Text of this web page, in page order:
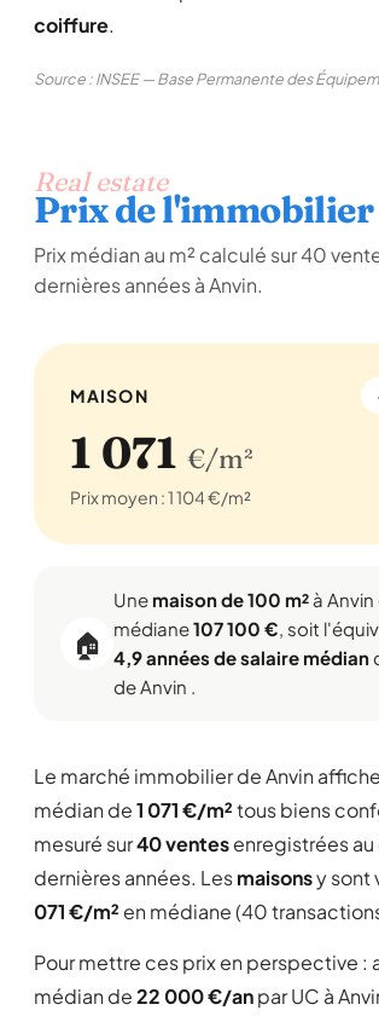
coiffure.
Source : INSEE — Base Permanente des
Real estate
Prix de l'immobilier
Prix médian au m² calculé sur 40
dernières années à Anvin.
MAISON
1 071 €/m²
Prix moyen : 1 104 €/m²
🏠
Une maison de 100 m² à
médiane107 100 €, soit
4,9 années de salaire médian
de Anvin .
Le marché immobilier de Anvin
médian de1 071 €/m²tous biens
mesuré sur40 ventesenregistrées au
dernières années. Lesmaisonsy sont
071 €/m² en médiane (40
Pour mettre ces prix en perspective :
médian de22 000 €/anpar UC à